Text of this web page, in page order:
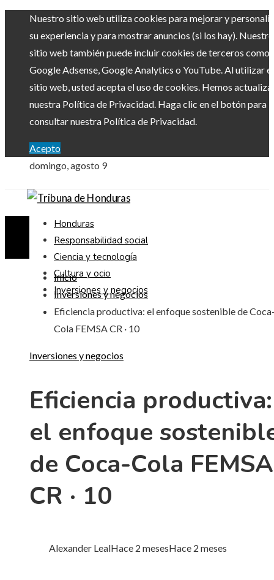
Nuestro sitio web utiliza cookies para mejorar y
su experiencia y para mostrar anuncios (si los hay). Nuestro
sitio web también puede incluir cookies de terceros como
Google Adsense, Google Analytics o YouTube. Al utilizar el
sitio web, usted acepta el uso de cookies. Hemos
nuestra Política de Privacidad. Haga clic en el botón para
consultar nuestra Política de Privacidad.
Acepto
domingo, agosto 9
Honduras
Responsabilidad social
Ciencia y tecnología
Cultura y ocio
Inversiones y negocios
Inicio
Inversiones y negocios
Eficiencia productiva: el enfoque sostenible de
Cola FEMSA CR · 10
Inversiones y negocios
Eficiencia productiva:
el enfoque
de Coca-Cola FEMSA
CR · 10
Alexander LealHace 2 mesesHace 2 meses